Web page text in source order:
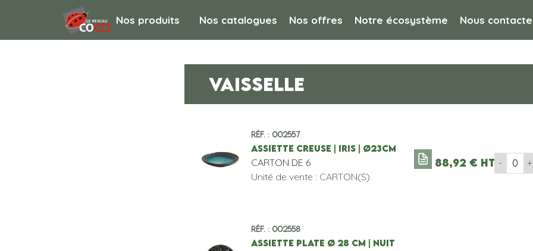
Nos produits Nos catalogues Nos offres Notre écosystème Nous
VAISSELLE
Réf. : 002557
ASSIETTE CREUSE | IRIS | ø23CM
CARTON DE 6
Unité de vente : CARTON(S)
88,92€ HT - +
Réf. : 002558
ASSIETTE PLATE Ø 28 CM | NUIT